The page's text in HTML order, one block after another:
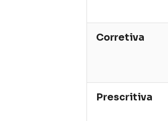
Corretiva
Prescritiva